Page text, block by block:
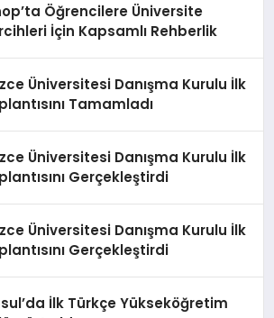
Öğrencilere Üniversite
İçin Kapsamlı Rehberlik
Üniversitesi Danışma Kurulu İlk
Tamamladı
Üniversitesi Danışma Kurulu İlk
Gerçekleştirdi
Üniversitesi Danışma Kurulu İlk
Gerçekleştirdi
İlk Türkçe Yükseköğretim